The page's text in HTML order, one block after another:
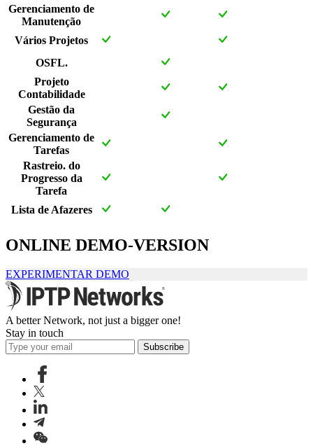
Gerenciamento de
Manutenção
Vários Projetos
OSFL.
Projeto
Contabilidade
Gestão da
Segurança
Gerenciamento de
Tarefas
Rastreio. do
Progresso da
Tarefa
Lista de Afazeres
ONLINE DEMO-VERSION
EXPERIMENTAR DEMO
A better Network, not just a bigger one!
Stay in touch
Subscribe